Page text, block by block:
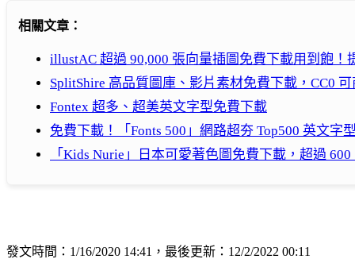
相關文章：
illustAC 超過 90,000 張向量插圖免費下載用到飽！
SplitShire 高品質圖庫、影片素材免費下載，CC0 可
Fontex 超多、超美英文字型免費下載
免費下載！「Fonts 500」網路超夯 Top500 英文字型
「Kids Nurie」日本可愛著色圖免費下載，超過 600
發文時間：1/16/2020 14:41，最後更新：12/2/2022 00:11